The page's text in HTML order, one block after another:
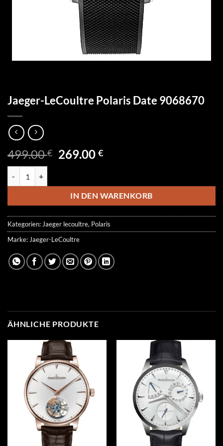
Jaeger-LeCoultre Polaris Date 9068670
499.00€ Ursprünglicher
499.00 €
269.00€Aktueller
269.00 €.
IN DEN WARENKORB
Kategorien: Jaeger lecoultre, Polaris
Marke: Jaeger-LeCoultre
ÄHNLICHE PRODUKTE